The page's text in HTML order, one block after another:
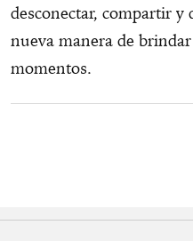
desconectar, compartir
nueva manera de
momentos.